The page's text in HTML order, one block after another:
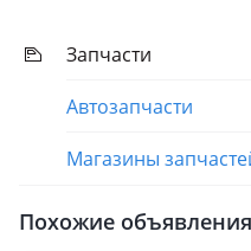
Запчасти
Автозапчасти
Магазины
Похожие объявления